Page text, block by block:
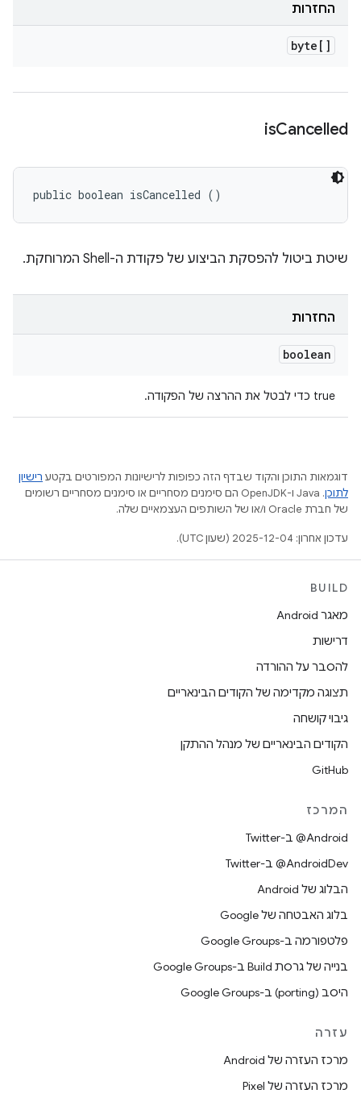
החזרות
byte[]
isCancelled
public boolean isCancelled ()
שיטת ביטול להפסקת הביצוע של פקודת ה-Shell המרוחקת.
החזרות
boolean
‫true כדי לבטל את ההרצה של הפקודה.
דוגמאות התוכן והקוד שבדף הזה כפופות לרישיונות המפורטים בקטע רישיון
לתוכן
.‏ Java ו-OpenJDK הם סימנים מסחריים או סימנים מסחריים רשומים
של חברת Oracle ו/או של השותפים העצמאיים שלה.
עדכון אחרון: 2025-12-04 (שעון UTC).
BUILD
מאגר Android
דרישות
להסבר על ההורדה
תצוגה מקדימה של הקודים הבינאריים
גיבוי קושחה
הקודים הבינאריים של מנהל ההתקן
GitHub
המרכז
‎@Android ב-Twitter
‎@AndroidDev ב-Twitter
הבלוג של Android
בלוג האבטחה של Google
פלטפורמה ב-Google Groups
בנייה של גרסת Build ב-Google Groups
היסב (porting) ב-Google Groups
עזרה
מרכז העזרה של Android
מרכז העזרה של Pixel